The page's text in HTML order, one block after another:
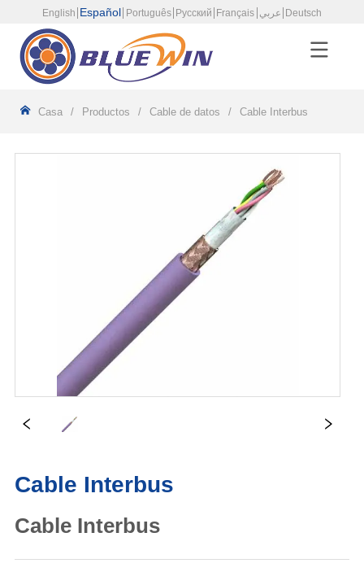
English Español Português Русский Français عربي Deutsch
Casa / Productos / Cable de datos / Cable Interbus
Cable Interbus